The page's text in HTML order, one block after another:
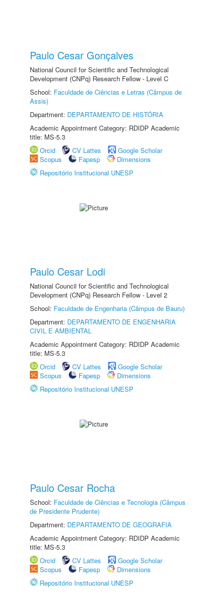
Paulo Cesar Gonçalves
National Council for Scientific and Technological
Development (CNPq) Research Fellow - Level C
School: Faculdade de Ciências e Letras (Câmpus de
Assis)
Department: DEPARTAMENTO DE HISTÓRIA
Academic Appointment Category: RDIDP Academic
title: MS-5.3
Orcid
CV Lattes
Google Scholar
Scopus
Fapesp
Dimensions
Repositório Institucional UNESP
Paulo Cesar Lodi
National Council for Scientific and Technological
Development (CNPq) Research Fellow - Level 2
School: Faculdade de Engenharia (Câmpus de Bauru)
Department: DEPARTAMENTO DE ENGENHARIA
CIVIL E AMBIENTAL
Academic Appointment Category: RDIDP Academic
title: MS-5.3
Orcid
CV Lattes
Google Scholar
Scopus
Fapesp
Dimensions
Repositório Institucional UNESP
Paulo Cesar Rocha
School: Faculdade de Ciências e Tecnologia (Câmpus
de Presidente Prudente)
Department: DEPARTAMENTO DE GEOGRAFIA
Academic Appointment Category: RDIDP Academic
title: MS-5.3
Orcid
CV Lattes
Google Scholar
Scopus
Fapesp
Dimensions
Repositório Institucional UNESP